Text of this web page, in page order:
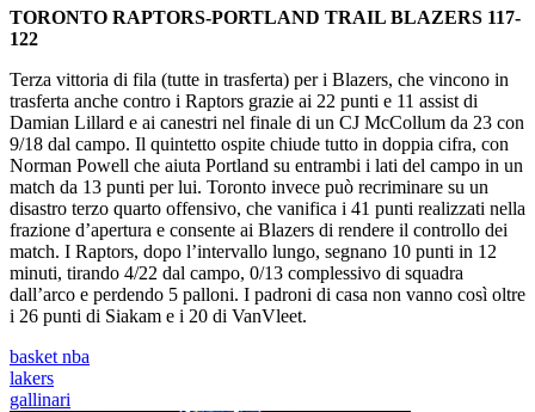
TORONTO RAPTORS-PORTLAND TRAIL BLAZERS 117-
122
Terza vittoria di fila (tutte in trasferta) per i Blazers, che vincono in
trasferta anche contro i Raptors grazie ai 22 punti e 11 assist di
Damian Lillard e ai canestri nel finale di un CJ McCollum da 23 con
9/18 dal campo. Il quintetto ospite chiude tutto in doppia cifra, con
Norman Powell che aiuta Portland su entrambi i lati del campo in un
match da 13 punti per lui. Toronto invece può recriminare su un
disastro terzo quarto offensivo, che vanifica i 41 punti realizzati nella
frazione d’apertura e consente ai Blazers di rendere il controllo dei
match. I Raptors, dopo l’intervallo lungo, segnano 10 punti in 12
minuti, tirando 4/22 dal campo, 0/13 complessivo di squadra
dall’arco e perdendo 5 palloni. I padroni di casa non vanno così oltre
i 26 punti di Siakam e i 20 di VanVleet.
basket nba
lakers
gallinari